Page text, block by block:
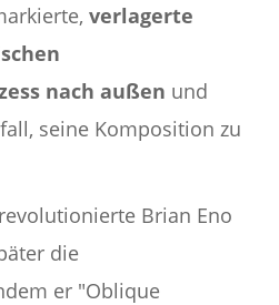
verlagerte
nach außen und
seine Komposition zu
Brian Eno
die
er "Oblique